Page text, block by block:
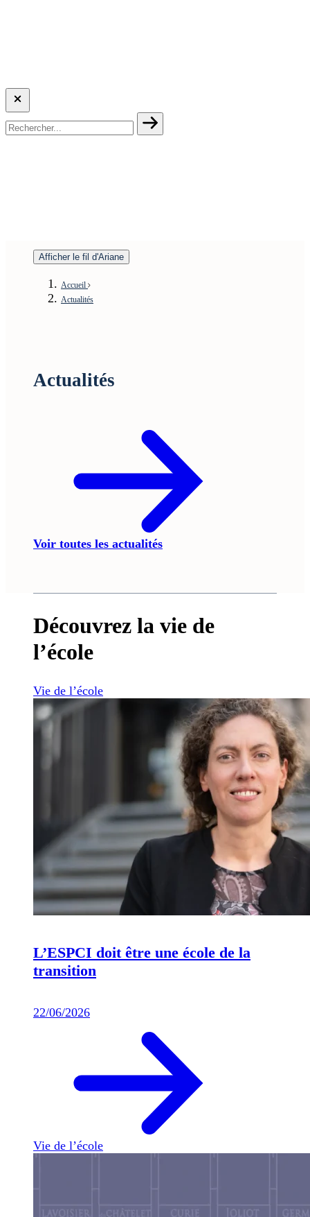
Afficher le fil d'Ariane
Accueil
Actualités
Actualités
Voir toutes les actualités
Découvrez la vie de
l’école
Vie de l’école
L’ESPCI doit être une école de la
transition
22/06/2026
Vie de l’école